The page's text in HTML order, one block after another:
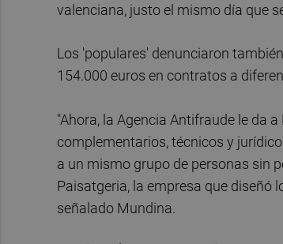
valenciana, justo el mismo día que
Los 'populares' denunciaron
154.000 euros en contratos a
"Ahora, la Agencia Antifraude le da
complementarios, técnicos y
a un mismo grupo de personas sin
Paisatgeria, la empresa que diseñó
señalado Mundina.